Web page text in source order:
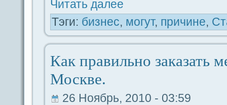
Читать дaлее
Тэги: бизнес, могут, причине,
Как пpaвильно заказать
Москве.
26 Ноябрь, 2010 - 03:59